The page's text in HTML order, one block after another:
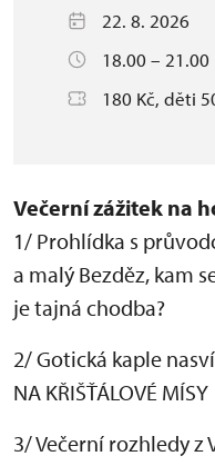
22. 8. 2026
18.00 – 21.00
180 Kč, děti
Večerní zážitek na
1/ Prohlídka s
a malý Bezděz, kam
je tajná chodba?
2/ Gotická kaple
NA KŘIŠŤÁLOVÉ MÍSY
3/ Večerní rozhledy z